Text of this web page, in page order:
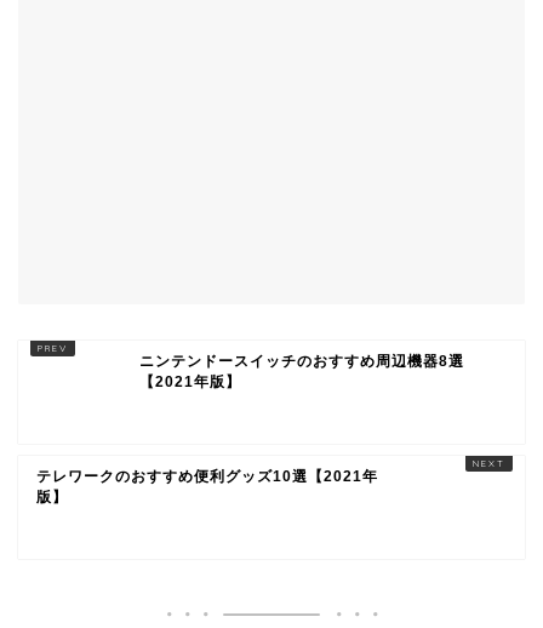
ニンテンドースイッチのおすすめ周辺機器8選
【2021年版】
テレワークのおすすめ便利グッズ10選【2021年
版】